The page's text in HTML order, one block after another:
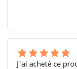
J'ai acheté ce